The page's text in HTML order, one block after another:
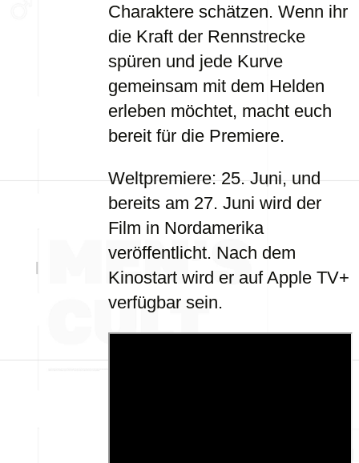
Charaktere schätzen. Wenn ihr
die Kraft der Rennstrecke
spüren und jede Kurve
gemeinsam mit dem Helden
erleben möchtet, macht euch
bereit für die Premiere.
Weltpremiere: 25. Juni, und
bereits am 27. Juni wird der
Film in Nordamerika
veröffentlicht. Nach dem
Kinostart wird er auf Apple TV+
verfügbar sein.